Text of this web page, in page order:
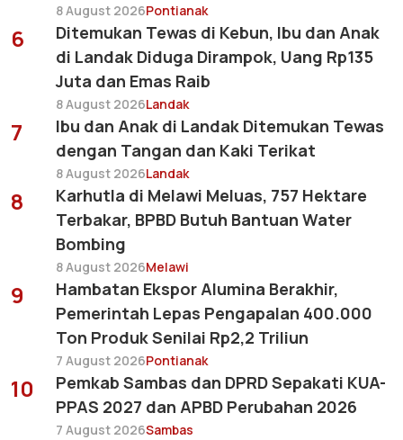
8 August 2026Pontianak
6
Ditemukan Tewas di Kebun, Ibu dan Anak
di Landak Diduga Dirampok, Uang Rp135
Juta dan Emas Raib
8 August 2026Landak
7
Ibu dan Anak di Landak Ditemukan Tewas
dengan Tangan dan Kaki Terikat
8 August 2026Landak
8
Karhutla di Melawi Meluas, 757 Hektare
Terbakar, BPBD Butuh Bantuan Water
Bombing
8 August 2026Melawi
9
Hambatan Ekspor Alumina Berakhir,
Pemerintah Lepas Pengapalan 400.000
Ton Produk Senilai Rp2,2 Triliun
7 August 2026Pontianak
10
Pemkab Sambas dan DPRD Sepakati KUA-
PPAS 2027 dan APBD Perubahan 2026
7 August 2026Sambas